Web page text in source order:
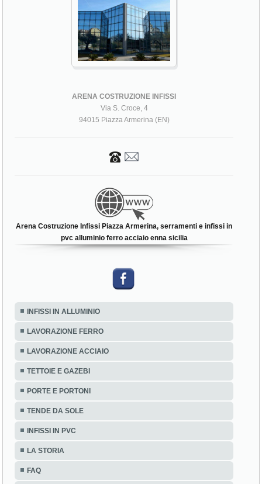
ARENA COSTRUZIONE INFISSI
Via S. Croce, 4
94015 Piazza Armerina (EN)
Arena Costruzione Infissi Piazza Armerina, serramenti e infissi in
pvc alluminio ferro acciaio enna sicilia
INFISSI IN ALLUMINIO
LAVORAZIONE FERRO
LAVORAZIONE ACCIAIO
TETTOIE E GAZEBI
PORTE E PORTONI
TENDE DA SOLE
INFISSI IN PVC
LA STORIA
FAQ